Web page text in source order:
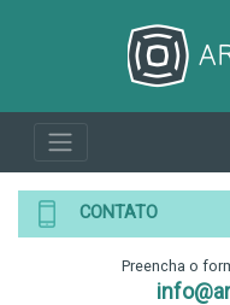
CONTATO
Preencha o